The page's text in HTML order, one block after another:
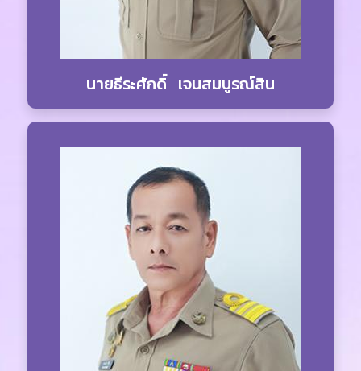
นายธีระศักดิ์ เจนสมบูรณ์สิน